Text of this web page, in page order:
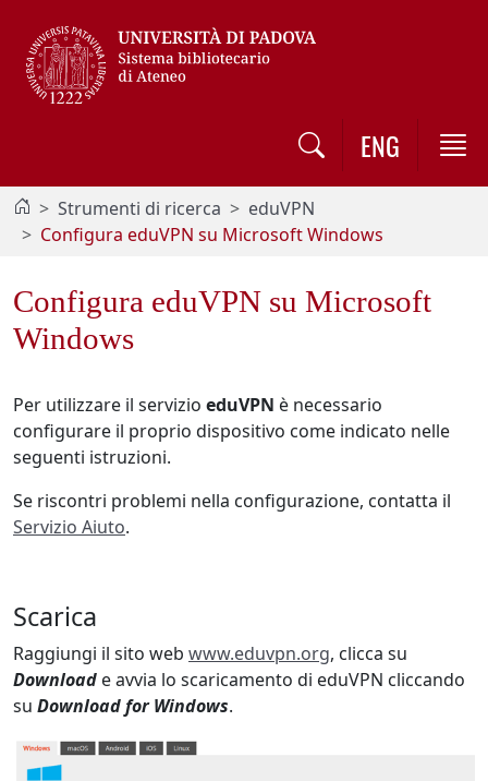
ENG
Strumenti di ricerca
eduVPN
Configura eduVPN su Microsoft Windows
Configura eduVPN su Microsoft
Windows
Per utilizzare il servizio eduVPN è necessario
configurare il proprio dispositivo come indicato nelle
seguenti istruzioni.
Se riscontri problemi nella configurazione, contatta il
Servizio Aiuto.
Scarica
Raggiungi il sito web www.eduvpn.org, clicca su
Download e avvia lo scaricamento di eduVPN cliccando
su Download for Windows.